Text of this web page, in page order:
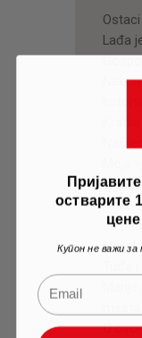
Lađa
Ja
O
остварите
Купон не важи за